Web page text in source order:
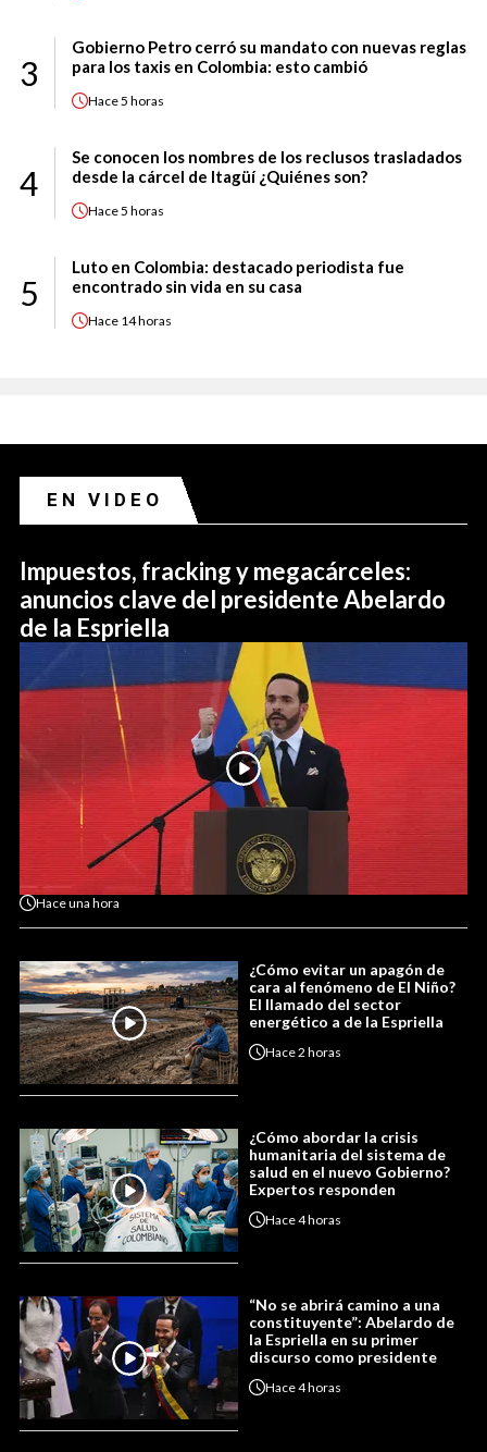
3
Gobierno Petro cerró su mandato con nuevas reglas
para los taxis en Colombia: esto cambió
Hace5 horas
4
Se conocen los nombres de los reclusos trasladados
desde la cárcel de Itagüí ¿Quiénes son?
Hace5 horas
5
Luto en Colombia: destacado periodista fue
encontrado sin vida en su casa
Hace 14 horas
EN VIDEO
Impuestos, fracking y megacárceles:
anuncios clave del presidente Abelardo
de la Espriella
Haceuna hora
¿Cómo evitar un apagón de
cara al fenómeno de El Niño?
El llamado del sector
energético a de la Espriella
Hace2 horas
¿Cómo abordar la crisis
humanitaria del sistema de
salud en el nuevo Gobierno?
Expertos responden
Hace4 horas
“No se abrirá camino a una
constituyente”: Abelardo de
la Espriella en su primer
discurso como presidente
Hace4 horas